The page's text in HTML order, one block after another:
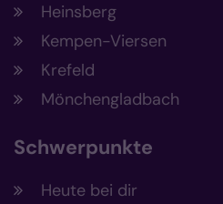
Heinsberg
Kempen-Viersen
Krefeld
Mönchengladbach
Schwerpunkte
Heute bei dir